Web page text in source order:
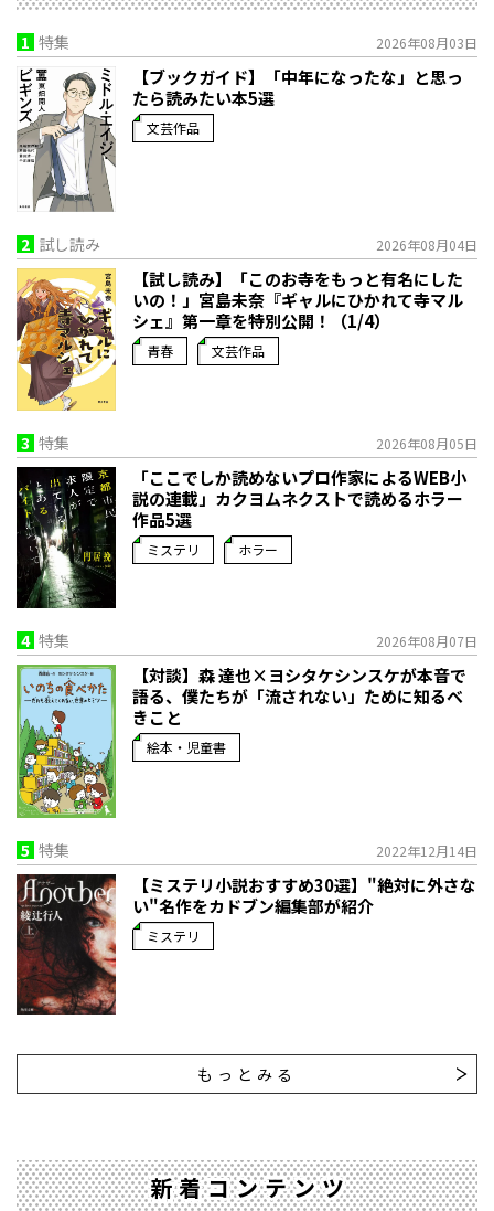
1 特集 2026年08月03日
【ブックガイド】「中年になったな」と思っ
たら読みたい本5選
文芸作品
2 試し読み 2026年08月04日
【試し読み】「このお寺をもっと有名にした
いの！」宮島未奈『ギャルにひかれて寺マル
シェ』第一章を特別公開！（1/4）
青春 文芸作品
3 特集 2026年08月05日
「ここでしか読めないプロ作家によるWEB小
説の連載」――カクヨムネクストで読めるホラー
作品5選
ミステリ ホラー
4 特集 2026年08月07日
【対談】森 達也×ヨシタケシンスケが本音で
語る、僕たちが「流されない」ために知るべ
きこと
絵本・児童書
5 特集 2022年12月14日
【ミステリ小説おすすめ30選】"絶対に外さな
い"名作をカドブン編集部が紹介
ミステリ
もっとみる
新着コンテンツ